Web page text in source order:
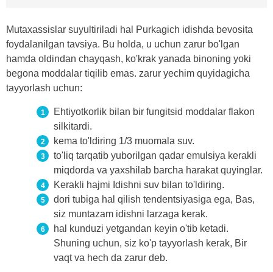
Mutaxassislar suyultiriladi hal Purkagich idishda bevosita
foydalanilgan tavsiya. Bu holda, u uchun zarur bo'lgan
hamda oldindan chayqash, ko'krak yanada binoning yoki
begona moddalar tiqilib emas. zarur yechim quyidagicha
tayyorlash uchun:
Ehtiyotkorlik bilan bir fungitsid moddalar flakon
silkitardi.
kema to'ldiring 1/3 muomala suv.
to'liq tarqatib yuborilgan qadar emulsiya kerakli
miqdorda va yaxshilab barcha harakat quyinglar.
Kerakli hajmi Idishni suv bilan to'ldiring.
dori tubiga hal qilish tendentsiyasiga ega, Bas,
siz muntazam idishni larzaga kerak.
hal kunduzi yetgandan keyin o'tib ketadi.
Shuning uchun, siz ko'p tayyorlash kerak, Bir
vaqt va hech da zarur deb.